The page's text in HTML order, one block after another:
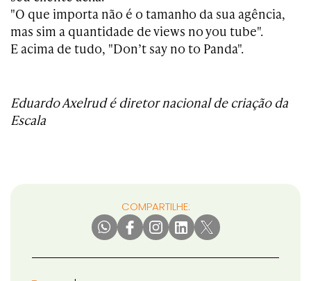
"O que importa não é o tamanho da sua agência,
mas sim a quantidade de views no you tube".
E acima de tudo, "Don’t say no to Panda".
Eduardo Axelrud é diretor nacional de criação da
Escala
COMPARTILHE: